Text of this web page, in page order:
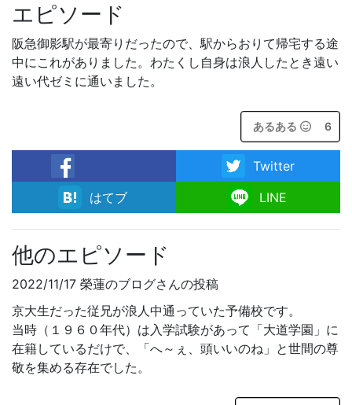
エピソード
阪急御影駅が最寄りだったので、駅からおりて帰宅する途
中にこれがありました。わたくし自身は浪人したとき遠い
遠い代ゼミに通いました。
あるある 6
facebook
Twitter
はてブ
LINE
他のエピソード
2022/11/17 榮蓮のブログさんの投稿
京大生だった従兄が浪人中通っていた予備校です。
当時（１９６０年代）は入学試験があって「大道学園」に
在籍しているだけで、「へ～ぇ、頭いいのね」と世間の尊
敬を集める存在でした。